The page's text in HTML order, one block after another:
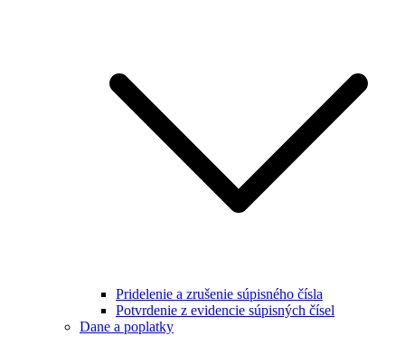
Pridelenie a zrušenie súpisného čísla
Potvrdenie z evidencie súpisných čísel
Dane a poplatky